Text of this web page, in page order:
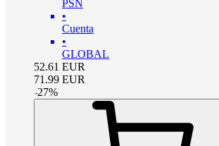
PSN
•
Cuenta
•
GLOBAL
52.61 EUR
71.99 EUR
-27%